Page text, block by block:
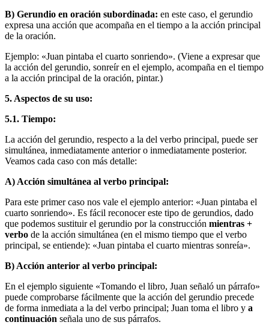
B) Gerundio en oración subordinada: en este caso, el gerundio
expresa una acción que acom­paña en el tiempo a la acción principal
de la oración.
Ejemplo: «Juan pintaba el cuarto sonriendo». (Viene a expresar que
la acción del gerundio, sonreír en el ejemplo, acompaña en el tiempo
a la acción principal de la oración, pintar.)
5. Aspectos de su uso:
5.1. Tiempo:
La acción del gerundio, respecto a la del verbo principal, puede ser
simultánea, inmediatamente anterior o inmediatamente posterior.
Veamos cada caso con más detalle:
A) Acción simultánea al verbo principal:
Para este primer caso nos vale el ejemplo anterior: «Juan pintaba el
cuarto sonriendo». Es fácil reconocer este tipo de gerundios, dado
que podemos sustituir el gerundio por la construcción mientras +
verbo de la acción simultánea (en el mismo tiempo que el verbo
principal, se entiende): «Juan pintaba el cuarto mientras sonreía».
B) Acción anterior al verbo principal:
En el ejemplo siguiente «Tomando el libro, Juan señaló un párrafo»
puede comprobarse fácilmente que la acción del gerundio precede
de forma inmediata a la del verbo principal; Juan toma el libro y a
continuación señala uno de sus párrafos.